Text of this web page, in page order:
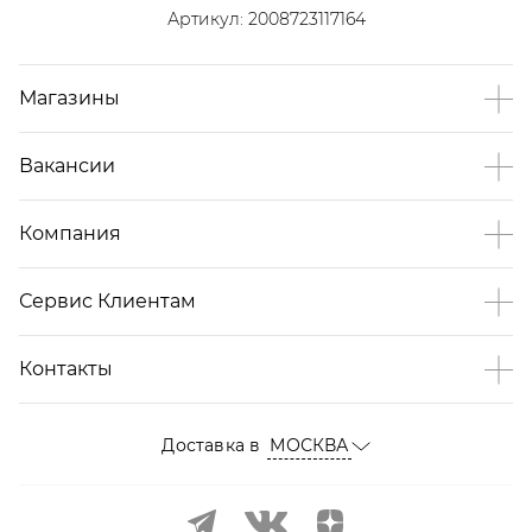
Артикул: 2008723117164
Магазины
Вакансии
Компания
Сервис Клиентам
Контакты
Доставка в МОСКВА